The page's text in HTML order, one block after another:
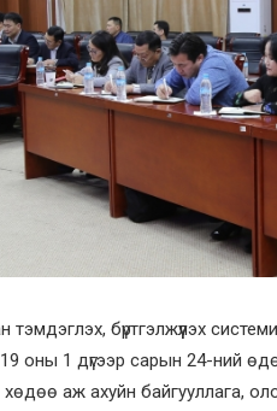
бүртгэлжүүлэх
оны 1 дүгээр сарын 24-ний
аж ахуйн байгууллага,